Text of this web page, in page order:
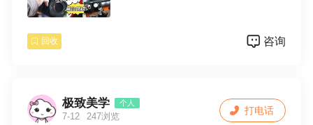
回收 咨询
极致美学 个人
7-12 247浏览
打电话